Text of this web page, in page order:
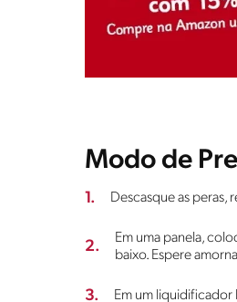
Modo de
1. Descasque as peras,
2.
Em uma panela,
baixo. Espere
3. Em um liquidificador